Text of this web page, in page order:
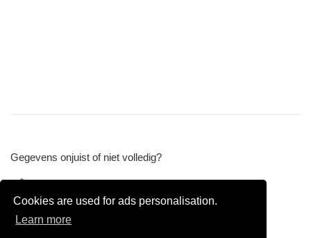
Cookies are used for ads personalisation.
Learn more
Gegevens onjuist of niet volledig?